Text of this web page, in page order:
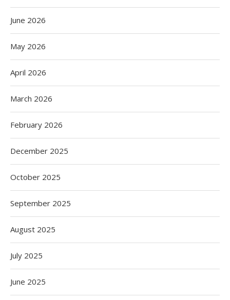
June 2026
May 2026
April 2026
March 2026
February 2026
December 2025
October 2025
September 2025
August 2025
July 2025
June 2025